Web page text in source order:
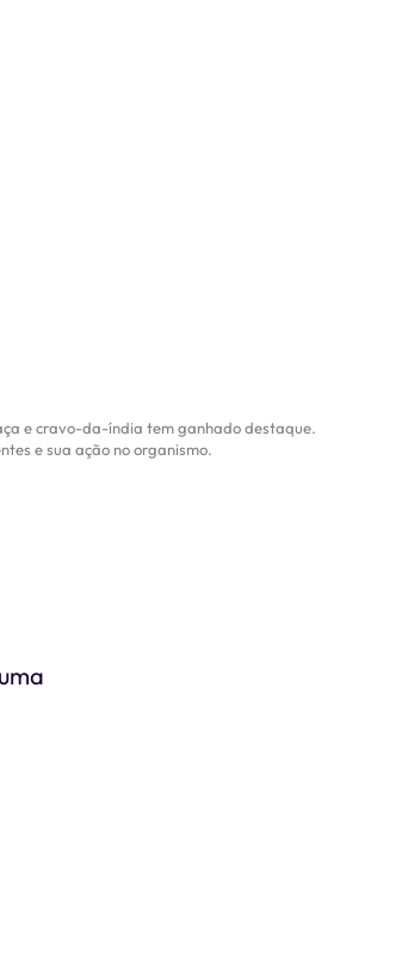
e cravo-da-índia tem ganhado destaque.
e sua ação no organismo.